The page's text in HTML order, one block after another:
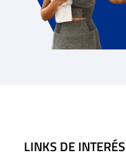
LINKS DE INTERÉS